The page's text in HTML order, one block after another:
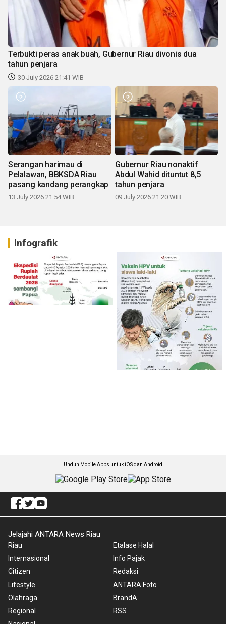
Terbukti peras anak buah, Gubernur Riau divonis dua
tahun penjara
30 July 2026 21:41 WIB
Serangan harimau di
Pelalawan, BBKSDA Riau
pasang kandang perangkap
13 July 2026 21:54 WIB
Gubernur Riau nonaktif
Abdul Wahid dituntut 8,5
tahun penjara
09 July 2026 21:20 WIB
Infografik
Unduh Mobile Apps untuk iOS dan Android
Jelajahi ANTARA News Riau
Riau
Internasional
Citizen
Lifestyle
Olahraga
Regional
Etalase Halal
Info Pajak
Redaksi
ANTARA Foto
BrandA
RSS